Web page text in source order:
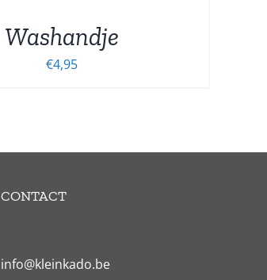
Washandje
€4,95
CONTACT
info@kleinkado.be